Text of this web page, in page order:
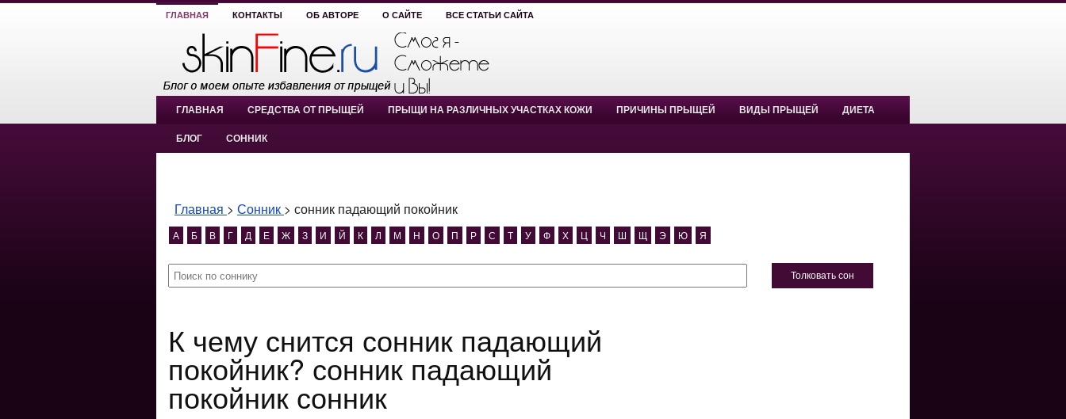
ГЛАВНАЯ КОНТАКТЫ ОБ АВТОРЕ О САЙТЕ ВСЕ СТАТЬИ САЙТА
ГЛАВНАЯ СРЕДСТВА ОТ ПРЫЩЕЙ ПРЫЩИ НА РАЗЛИЧНЫХ УЧАСТКАХ КОЖИ ПРИЧИНЫ ПРЫЩЕЙ ВИДЫ ПРЫЩЕЙ ДИЕТА
БЛОГ СОННИК
Главная > Сонник > сонник падающий покойник
А Б В Г Д Е Ж З И Й К Л М Н О П Р С Т У Ф Х Ц Ч Ш Щ Э Ю Я
Толковать сон
К чему снится сонник падающий
покойник? сонник падающий
покойник сонник